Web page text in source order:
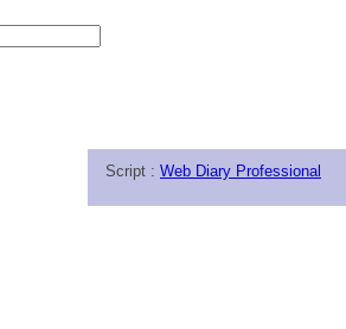
Script : Web Diary Professional